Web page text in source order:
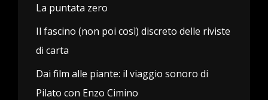
La puntata zero
Il fascino (non poi così) discreto delle riviste
di carta
Dai film alle piante: il viaggio sonoro di
Pilato con Enzo Cimino